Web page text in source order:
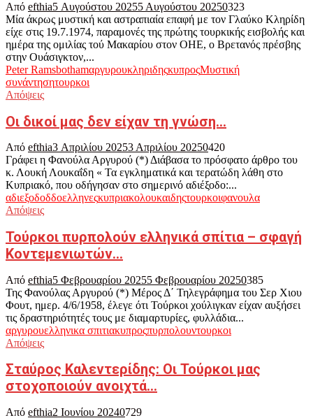
Από efthia5 Αυγούστου 20255 Αυγούστου 20250323
Μία άκρως μυστική και αστραπιαία επαφή με τον Γλαύκο Κληρίδη
είχε στις 19.7.1974, παραμονές της πρώτης τουρκικής εισβολής και
ημέρα της ομιλίας τού Μακαρίου στον ΟΗΕ, ο Bρετανός πρέσβης
στην Ουάσιγκτον,...
Peter RamsbothamαργυρουκληριδηςκυπροςΜυστική
συνάντησητουρκοι
Απόψεις
Οι δικοί μας δεν είχαν τη γνώση…
Από efthia3 Απριλίου 20253 Απριλίου 20250420
Γράφει η Φανούλα Αργυρού (*) Διάβασα το πρόσφατο άρθρο του
κ. Λουκή Λουκαΐδη « Τα εγκληματικά και τερατώδη λάθη στο
Κυπριακό, που οδήγησαν στο σημερινό αδιέξοδο:...
αδιεξοδοδδοελληνεςκυπριακολουκαιδηςτουρκοιφανουλα
Απόψεις
Τούρκοι πυρπολούν ελληνικά σπίτια – σφαγή
Κοντεμενιωτών…
Από efthia5 Φεβρουαρίου 20255 Φεβρουαρίου 20250385
Της Φανούλας Αργυρού (*) Μέρος Δ΄ Τηλεγράφημα του Σερ Χιου
Φουτ, ημερ. 4/6/1958, έλεγε ότι Τούρκοι χούλιγκαν είχαν αυξήσει
τις δραστηριότητές τους με διαμαρτυρίες, φυλλάδια...
αργυρουελληνικα σπιτιακυπροςπυρπολουντουρκοι
Απόψεις
Σταύρος Καλεντερίδης: Οι Τούρκοι μας
στοχοποιούν ανοιχτά…
Από efthia2 Ιουνίου 20240729